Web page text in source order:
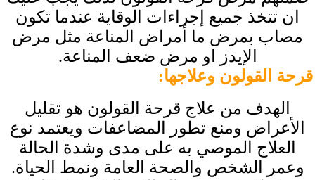
ان تتخذ جميع إجراءات الوقاية عندما تكون
مصاب بمرض ما أمراض المناعة مثل مرض
الإيدز او مرض ضعف المناعة.
قرحة القولون وعلاجها:
الهدف من علاج قرحة القولون هو تقليل
الأعراض ومنع تطور المضاعفات ويعتمد نوع
العلاج الموصي به على مدى وشدة الحالة
وعمر الشخص والصحة العامة ونمط الحياة.